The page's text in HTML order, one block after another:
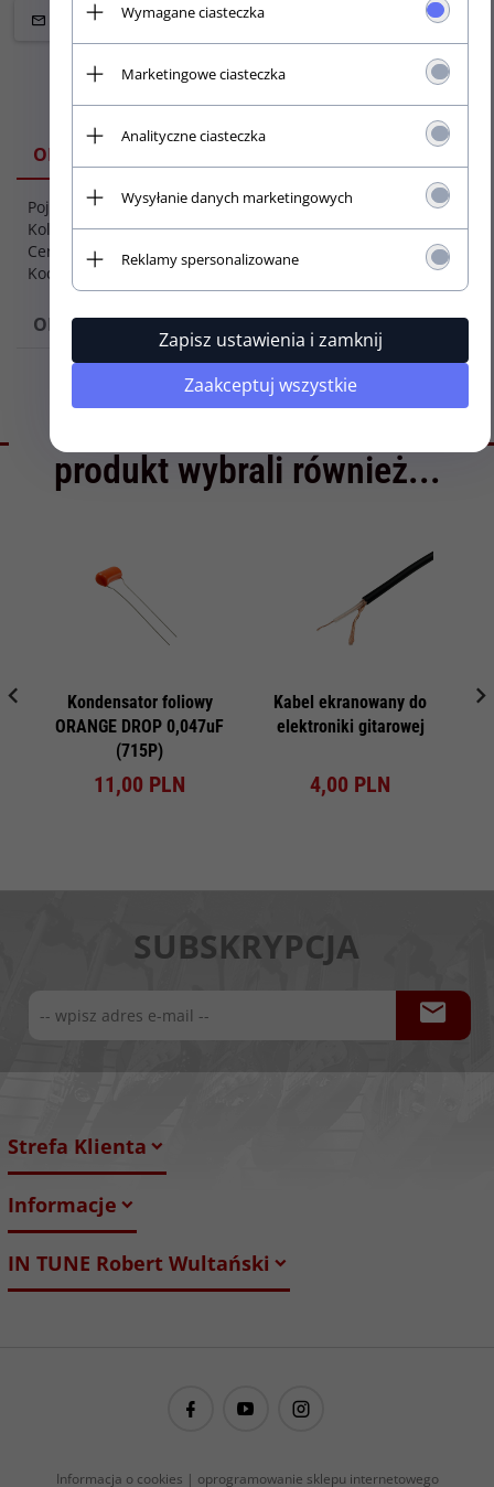
OPIS
Pojemnik na kostki przyklejany taśmą dwustronną.
Kolor: czarny
Cena za 1 szt.
Kod produktu: 5006J
OPINIE
Klienci, którzy kupili ten
produkt wybrali również...
Kondensator foliowy
ORANGE DROP 0,047uF
(715P)
11,00 PLN
Kabel ekranowany do
elektroniki gitarowej
4,00 PLN
SUBSKRYPCJA
Strefa Klienta
Informacje
IN TUNE Robert Wultański
guitarproject@guitarproject.pl
Informacja o cookies | oprogramowanie sklepu internetowego
Wymagane ciasteczka
Marketingowe ciasteczka
Analityczne ciasteczka
Wysyłanie danych marketingowych
Reklamy spersonalizowane
Zapisz ustawienia i zamknij
Zaakceptuj wszystkie